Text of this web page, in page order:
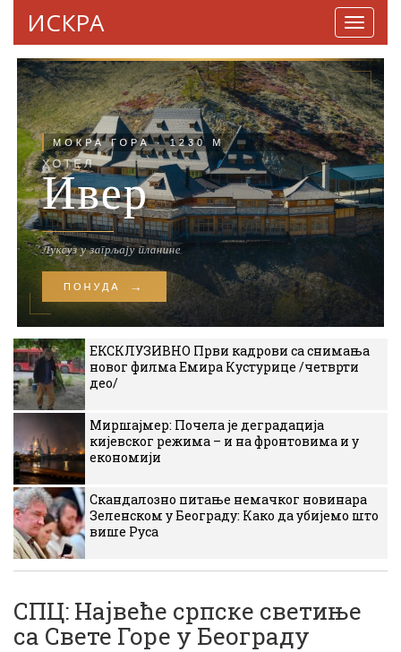
ИСКРА
ЕКСКЛУЗИВНО Први кадрови са снимања
новог филма Емира Кустурице /четврти
део/
Миршајмер: Почела је деградација
кијевског режима – и на фронтовима и у
економији
Скандалозно питање немачког новинара
Зеленском у Београду: Како да убијемо што
више Руса
СПЦ: Највеће српске светиње
са Свете Горе у Београду